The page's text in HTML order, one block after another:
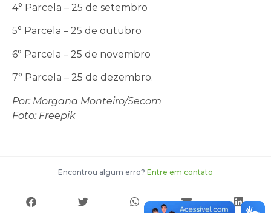
4° Parcela – 25 de setembro
5° Parcela – 25 de outubro
6° Parcela – 25 de novembro
7° Parcela – 25 de dezembro.
Por: Morgana Monteiro/Secom
Foto: Freepik
Encontrou algum erro? Entre em contato